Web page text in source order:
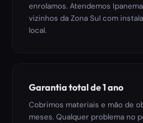
enrolamos. Atendemos
vizinhos da Zona Sul com
local.
Garantia total de 1 ano
Cobrimos materiais e mão de
meses. Qualquer problema no